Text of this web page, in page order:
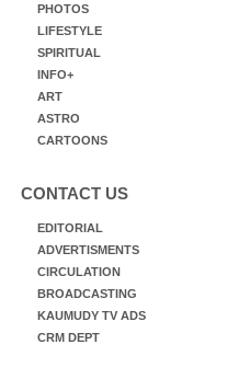
PHOTOS
LIFESTYLE
SPIRITUAL
INFO+
ART
ASTRO
CARTOONS
CONTACT US
EDITORIAL
ADVERTISMENTS
CIRCULATION
BROADCASTING
KAUMUDY TV ADS
CRM DEPT